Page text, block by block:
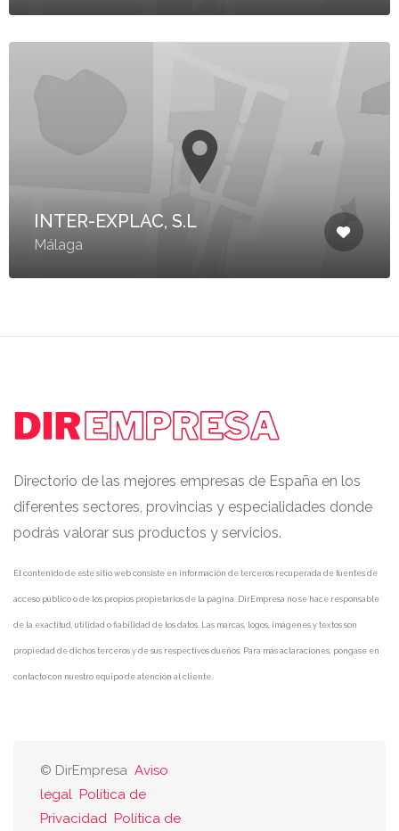
INTER-EXPLAC, S.L
Málaga
Directorio de las mejores empresas de España en los
diferentes sectores, provincias y especialidades donde
podrás valorar sus productos y servicios.
El contenido de este sitio web consiste en información de terceros recuperada de fuentes de
acceso público o de los propios propietarios de la página. DirEmpresa no se hace responsable
de la exactitud, utilidad o fiabilidad de los datos. Las marcas, logos, imágenes y textos son
propiedad de dichos terceros y de sus respectivos dueños. Para más aclaraciones, póngase en
contacto con nuestro equipo de atención al cliente.
© DirEmpresa Aviso
legal Política de
Privacidad Política de